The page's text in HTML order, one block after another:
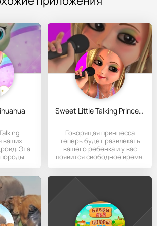
ваших
Эта
Sweet Little Talking Princess
Говорящая принцесса
теперь будет развлекать
вашего ребенка и у вас
появится свободное время.